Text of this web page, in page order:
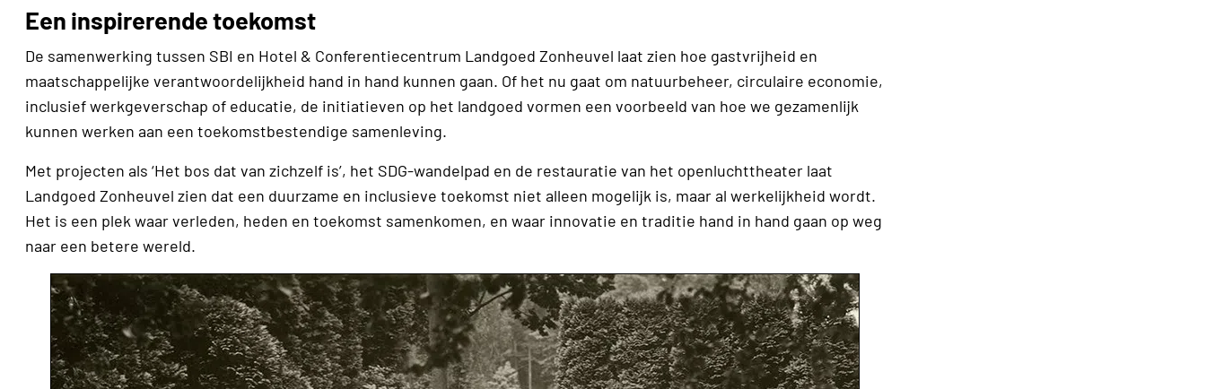
Een inspirerende toekomst
De samenwerking tussen SBI en Hotel & Conferentie­centrum Landgoed Zonheuvel laat zien hoe gastvrijheid en
maatschappe­lijke verantwoordelijkheid hand in hand kunnen gaan. Of het nu gaat om natuurbeheer, circulaire economie,
inclusief werkgever­schap of educatie, de initiatieven op het landgoed vormen een voorbeeld van hoe we gezamenlijk
kunnen werken aan een toekomstbestendige samenleving.
Met projecten als ‘Het bos dat van zichzelf is’, het SDG-­wandelpad en de restauratie van het openluchttheater laat
Landgoed Zonheuvel zien dat een duurzame en inclusieve toekomst niet alleen mogelijk is, maar al werkelijkheid wordt.
Het is een plek waar verleden, heden en toekomst samenkomen, en waar innovatie en traditie hand in hand gaan op weg
naar een betere wereld.